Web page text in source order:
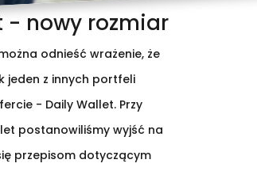
- nowy rozmiar
odnieść wrażenie, że
jeden z innych portfeli
- Daily Wallet. Przy
postanowiliśmy wyjść na
przepisom dotyczącym